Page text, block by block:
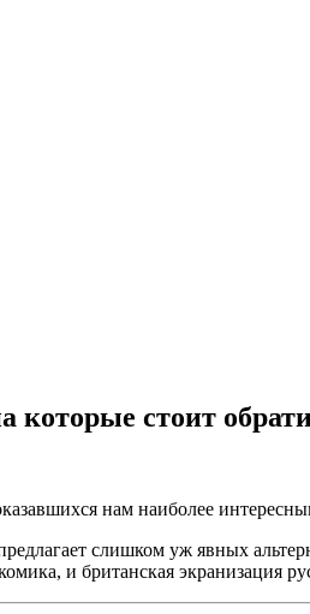
которые стоит
нам наиболее
слишком уж явных
и британская экранизация